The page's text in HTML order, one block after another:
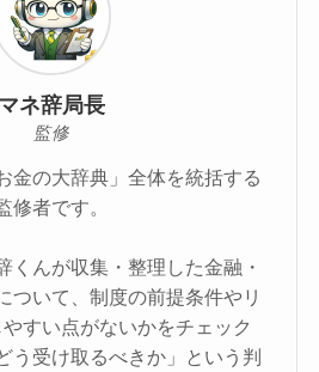
マネ辞局長
監修
金の大辞典」全体を統括する
修者です。
くんが収集・整理した金融・
ついて、制度の前提条件やリ
すい点がないかをチェック
う受け取るべきか」という判